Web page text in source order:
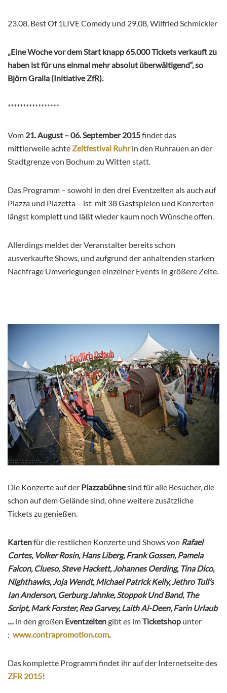
23.08, Best Of 1LIVE Comedy und 29,08, Wilfried Schmickler
„Eine Woche vor dem Start knapp 65.000 Tickets verkauft zu
haben ist für uns einmal mehr absolut überwältigend“, so
Björn Gralla (Initiative ZfR).
*****************
Vom 21. August – 06. September 2015findet das
mittlerweile achte Zeltfestival Ruhrin den Ruhrauen an der
Stadtgrenze von Bochum zu Witten statt.
Das Programm – sowohl in den drei Eventzelten als auch auf
Piazza und Piazetta – ist mit 38 Gastspielen und Konzerten
längst komplett und läßt wieder kaum noch Wünsche offen.
Allerdings meldet der Veranstalter bereits schon
ausverkaufte Shows, und aufgrund der anhaltenden starken
Nachfrage Umverlegungen einzelner Events in größere Zelte.
Die Konzerte auf der Piazzabühnesind für alle Besucher, die
schon auf dem Gelände sind, ohne weitere zusätzliche
Tickets zu genießen.
Kartenfür die restlichen Konzerte und Shows von Rafael
Cortes, Volker Rosin, Hans Liberg, Frank Gossen, Pamela
Falcon, Clueso, Steve Hackett, Johannes Oerding, Tina Dico,
Nighthawks, Joja Wendt, Michael Patrick Kelly, Jethro Tull’s
Ian Anderson, Gerburg Jahnke, Stoppok Und Band, The
Script, Mark Forster, Rea Garvey, Laith Al-Deen, Farin Urlaub
… in den großen Eventzeltengibt es imTicketshop unter
: www.contrapromotion.com.
Das komplette Programm findet ihr auf der Internetseite des
ZFR 2015!